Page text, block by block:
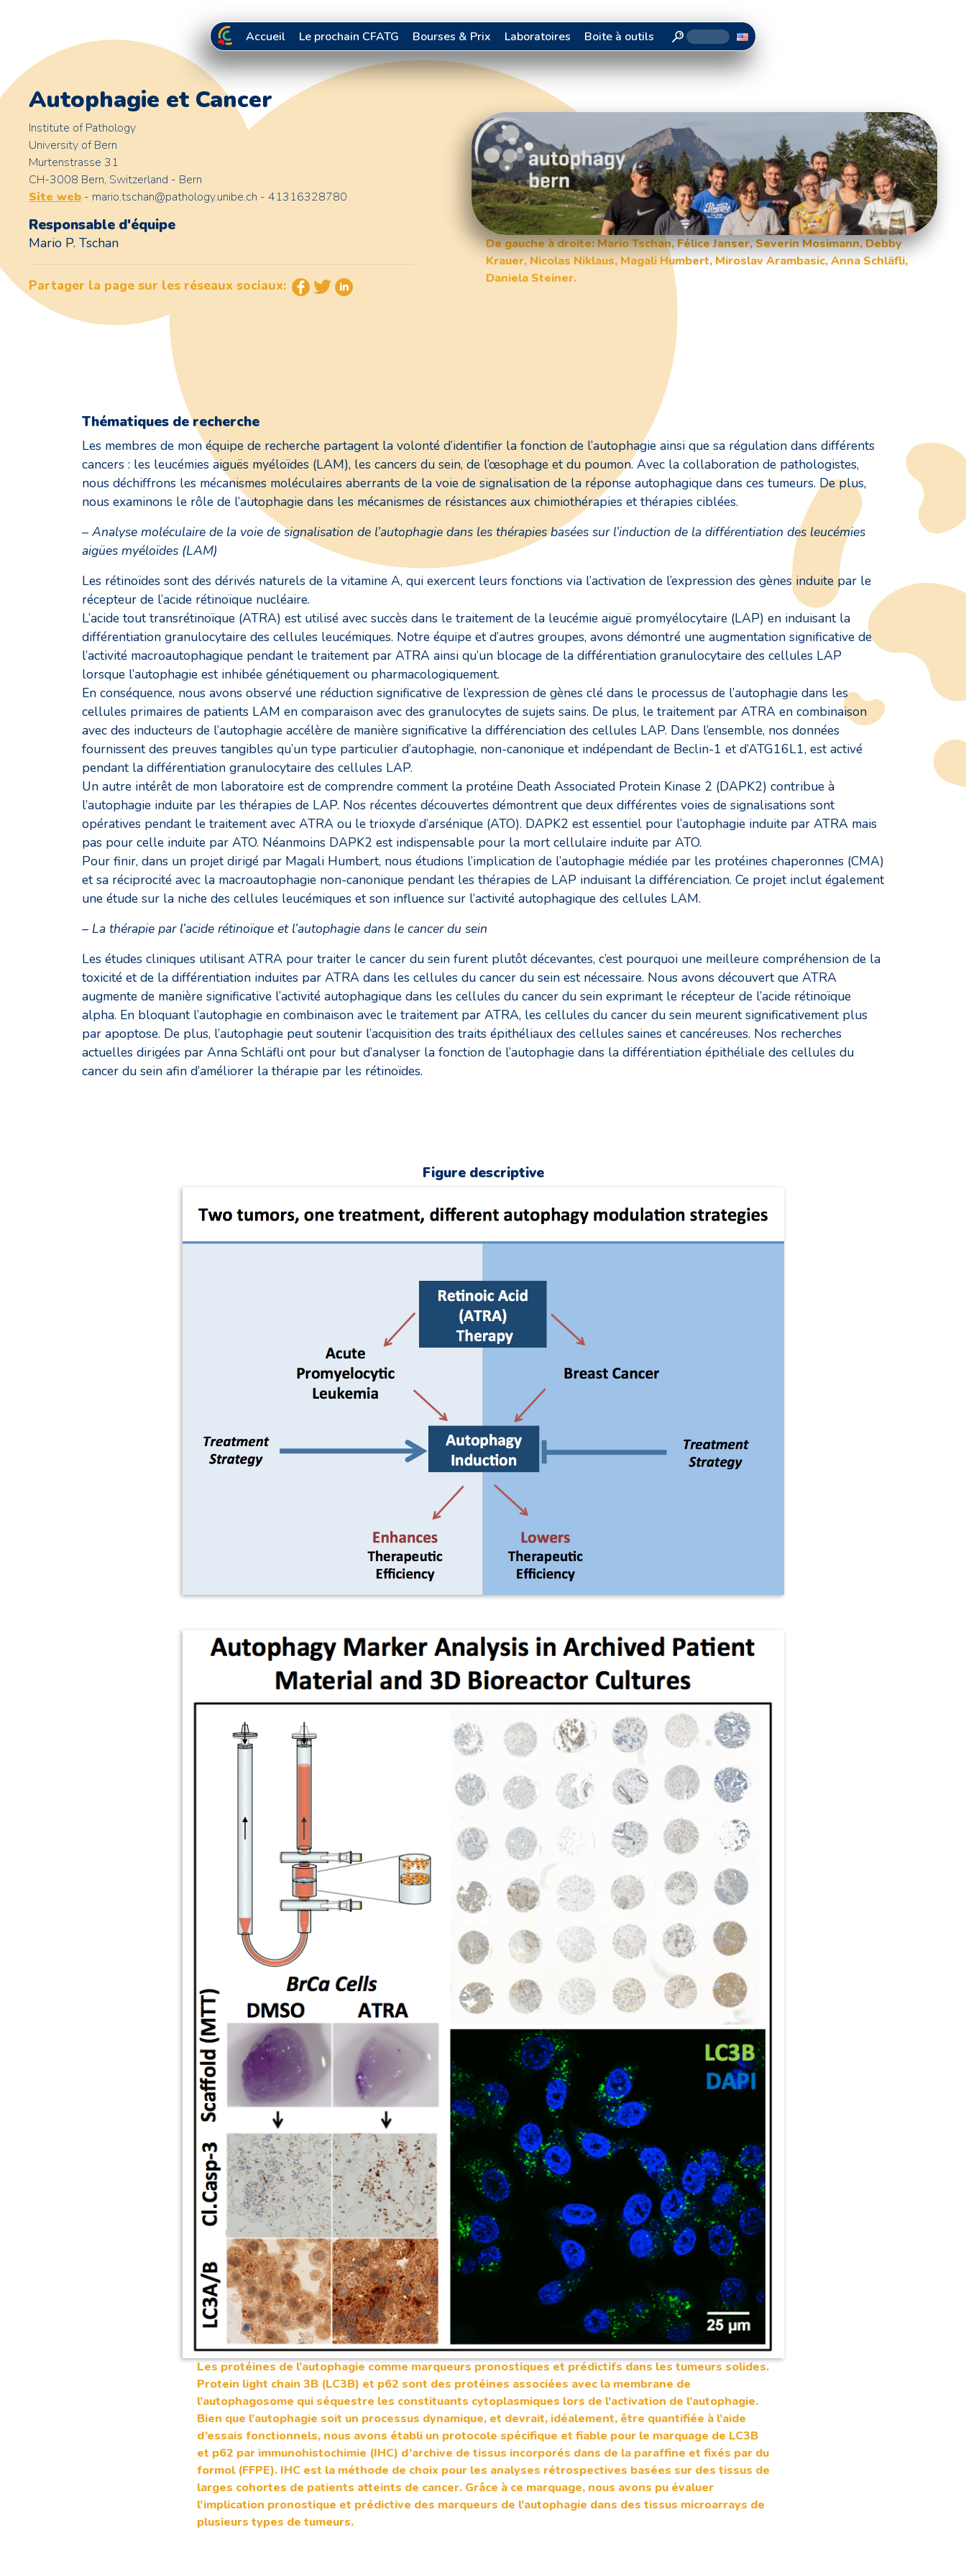
Accueil Le prochain CFATG Bourses & Prix Laboratoires Boite à outils
Autophagie et Cancer
Institute of Pathology
University of Bern
Murtenstrasse 31
CH-3008 Bern, Switzerland - Bern
Site web - mario.tschan@pathology.unibe.ch - 41316328780
Responsable d'équipe
Mario P. Tschan
Partager la page sur les réseaux sociaux:
De gauche à droite: Mario Tschan, Félice Janser, Severin Mosimann, Debby
Krauer, Nicolas Niklaus, Magali Humbert, Miroslav Arambasic, Anna Schläfli,
Daniela Steiner.
Thématiques de recherche
Les membres de mon équipe de recherche partagent la volonté d’identifier la fonction de l’autophagie ainsi que sa régulation dans différents
cancers : les leucémies aiguës myéloïdes (LAM), les cancers du sein, de l’œsophage et du poumon. Avec la collaboration de pathologistes,
nous déchiffrons les mécanismes moléculaires aberrants de la voie de signalisation de la réponse autophagique dans ces tumeurs. De plus,
nous examinons le rôle de l’autophagie dans les mécanismes de résistances aux chimiothérapies et thérapies ciblées.
– Analyse moléculaire de la voie de signalisation de l’autophagie dans les thérapies basées sur l’induction de la différentiation des leucémies
aigües myéloïdes (LAM)
Les rétinoïdes sont des dérivés naturels de la vitamine A, qui exercent leurs fonctions via l’activation de l’expression des gènes induite par le
récepteur de l’acide rétinoïque nucléaire.
L’acide tout transrétinoïque (ATRA) est utilisé avec succès dans le traitement de la leucémie aiguë promyélocytaire (LAP) en induisant la
différentiation granulocytaire des cellules leucémiques. Notre équipe et d’autres groupes, avons démontré une augmentation significative de
l’activité macroautophagique pendant le traitement par ATRA ainsi qu’un blocage de la différentiation granulocytaire des cellules LAP
lorsque l’autophagie est inhibée génétiquement ou pharmacologiquement.
En conséquence, nous avons observé une réduction significative de l’expression de gènes clé dans le processus de l’autophagie dans les
cellules primaires de patients LAM en comparaison avec des granulocytes de sujets sains. De plus, le traitement par ATRA en combinaison
avec des inducteurs de l’autophagie accélère de manière significative la différenciation des cellules LAP. Dans l’ensemble, nos données
fournissent des preuves tangibles qu’un type particulier d’autophagie, non-canonique et indépendant de Beclin-1 et d’ATG16L1, est activé
pendant la différentiation granulocytaire des cellules LAP.
Un autre intérêt de mon laboratoire est de comprendre comment la protéine Death Associated Protein Kinase 2 (DAPK2) contribue à
l’autophagie induite par les thérapies de LAP. Nos récentes découvertes démontrent que deux différentes voies de signalisations sont
opératives pendant le traitement avec ATRA ou le trioxyde d’arsénique (ATO). DAPK2 est essentiel pour l’autophagie induite par ATRA mais
pas pour celle induite par ATO. Néanmoins DAPK2 est indispensable pour la mort cellulaire induite par ATO.
Pour finir, dans un projet dirigé par Magali Humbert, nous étudions l’implication de l’autophagie médiée par les protéines chaperonnes (CMA)
et sa réciprocité avec la macroautophagie non-canonique pendant les thérapies de LAP induisant la différenciation. Ce projet inclut également
une étude sur la niche des cellules leucémiques et son influence sur l’activité autophagique des cellules LAM.
– La thérapie par l’acide rétinoïque et l’autophagie dans le cancer du sein
Les études cliniques utilisant ATRA pour traiter le cancer du sein furent plutôt décevantes, c’est pourquoi une meilleure compréhension de la
toxicité et de la différentiation induites par ATRA dans les cellules du cancer du sein est nécessaire. Nous avons découvert que ATRA
augmente de manière significative l’activité autophagique dans les cellules du cancer du sein exprimant le récepteur de l’acide rétinoïque
alpha. En bloquant l’autophagie en combinaison avec le traitement par ATRA, les cellules du cancer du sein meurent significativement plus
par apoptose. De plus, l’autophagie peut soutenir l’acquisition des traits épithéliaux des cellules saines et cancéreuses. Nos recherches
actuelles dirigées par Anna Schläfli ont pour but d’analyser la fonction de l’autophagie dans la différentiation épithéliale des cellules du
cancer du sein afin d’améliorer la thérapie par les rétinoïdes.
Figure descriptive
Les protéines de l’autophagie comme marqueurs pronostiques et prédictifs dans les tumeurs solides.
Protein light chain 3B (LC3B) et p62 sont des protéines associées avec la membrane de
l’autophagosome qui séquestre les constituants cytoplasmiques lors de l’activation de l’autophagie.
Bien que l’autophagie soit un processus dynamique, et devrait, idéalement, être quantifiée à l’aide
d’essais fonctionnels, nous avons établi un protocole spécifique et fiable pour le marquage de LC3B
et p62 par immunohistochimie (IHC) d’archive de tissus incorporés dans de la paraffine et fixés par du
formol (FFPE). IHC est la méthode de choix pour les analyses rétrospectives basées sur des tissus de
larges cohortes de patients atteints de cancer. Grâce à ce marquage, nous avons pu évaluer
l’implication pronostique et prédictive des marqueurs de l’autophagie dans des tissus microarrays de
plusieurs types de tumeurs.